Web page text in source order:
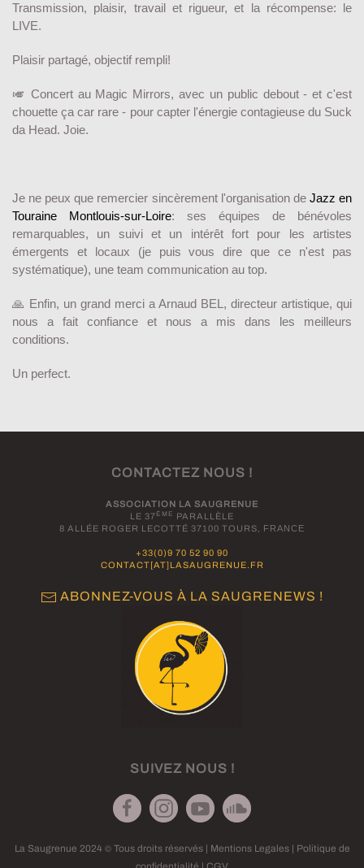
Transmission, plaisir, travail et rigueur, et la récompense: le
LIVE.
Plaisir partagé, objectif rempli!
🎺 Concert au Magic Mirrors, avec un public debout - et c'est
chouette ça car rare - pour capter l'énergie contagieuse du Suck
da Head. Joie.
Je ne peux que remercier sincèrement l'organisation de Jazz en
Touraine Montlouis-sur-Loire: ses équipes de bénévoles
remarquables, un suivi et un intérêt fort pour les artistes
émergents et locaux (je puis vous dire que ce n'est pas
systématique), une team communication au top.
🙏 Enfin, un grand merci a Arnaud BEL, directeur artistique, qui
nous a fait confiance et nous a mis dans les meilleurs
conditions.
Un perfect.
CONTACTEZ NOUS !
ASSOCIATION LA SAUGRENUE
LE 37 ÈME
PARALLÈLE
8 ALLÉE ROGER LECOTTÉ 37100 TOURS, FRANCE
+33(0)9 70 52 90 90
CONTACT[AT]LASAUGRENUE.FR
ABONNEZ-VOUS À LA SAUGRENEWS !
SUIVEZ NOUS !
La Saugrenue 2024 ©Tous droits réservés | Mentions Legales | Politique de